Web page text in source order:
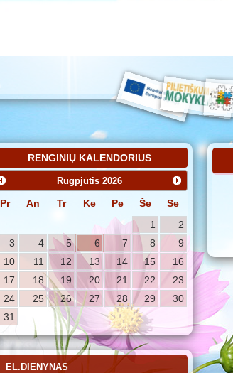
RENGINIŲ KALENDORIUS
Rugpjūtis 2026
Pr An Tr Ke Pe Še
Se
1
2
3
4 5 6 7 8
9
10
11 12 13 14 15
16
17
18 19 20 21 22
23
24
25 26 27 28 29
30
31
EL.DIENYNAS